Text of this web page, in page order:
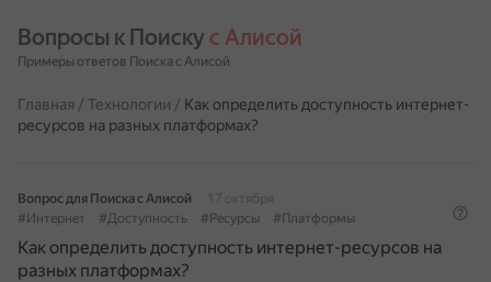
Вопросы к Поиску с Алисой
Примеры ответов Поиска с Алисой
Главная / Технологии / Как определить доступность интернет-
ресурсов на разных платформах?
Вопрос для Поиска с Алисой
17 октября
#Интернет
#Доступность #Ресурсы #Платформы
Как определить доступность интернет-ресурсов на
разных платформах?